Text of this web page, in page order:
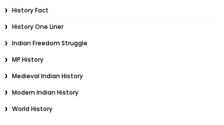
History Fact
History One Liner
Indian Freedom Struggle
MP History
Medieval Indian History
Modern Indian History
World History